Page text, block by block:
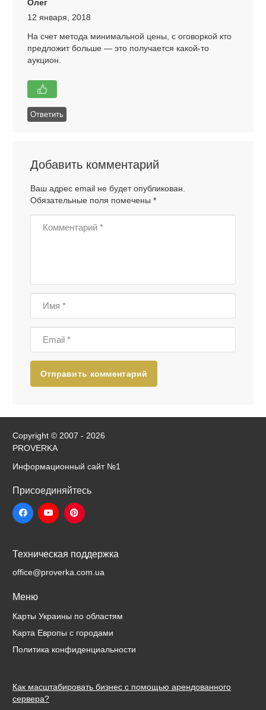
Олег
12 января, 2018
На счет метода минимальной цены, с оговоркой кто
предложит больше — это получается какой-то
аукцион.
Ответить
Добавить комментарий
Ваш адрес email не будет опубликован.
Обязательные поля помечены *
Отправить комментарий
Copyright © 2007 - 2026
PROVERKA
Информационный сайт №1
Присоединяйтесь
Техническая поддержка
office@proverka.com.ua
Меню
Карты Украины по областям
Карта Европы с городами
Политика конфиденциальности
Как масштабировать бизнес с помощью арендованного
сервера?